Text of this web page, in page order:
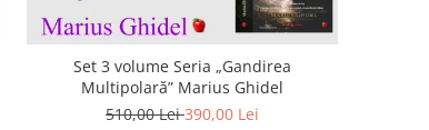
Set 3 volume Seria „Gandirea
Multipolară” Marius Ghidel
510,00 Lei390,00 Lei